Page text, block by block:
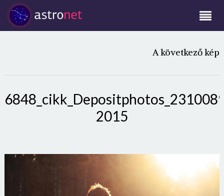
A következő kép
2015